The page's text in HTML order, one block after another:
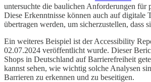
untersuchte die baulichen Anforderungen für
Diese Erkenntnisse können auch auf digitale
übertragen werden, um sicherzustellen, dass
Ein weiteres Beispiel ist der Accessibility
02.07.2024 veröffentlicht wurde. Dieser
Shops in Deutschland auf Barrierefreiheit
kannst sehen, wie wichtig solche Analysen
Barrieren zu erkennen und zu beseitigen.